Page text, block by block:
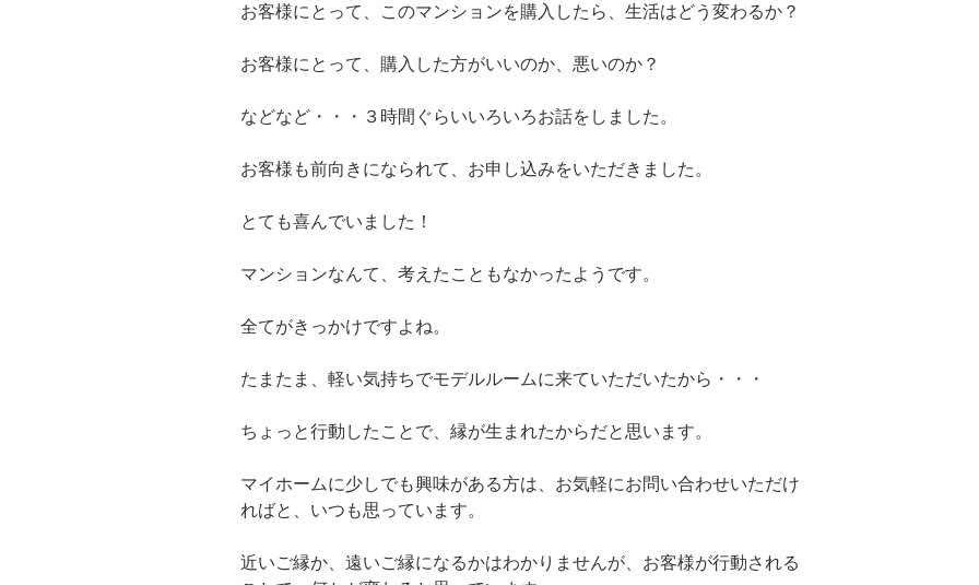
お客様にとって、このマンションを購入したら、生活はどう変わるか？
お客様にとって、購入した方がいいのか、悪いのか？
などなど・・・３時間ぐらいいろいろお話をしました。
お客様も前向きになられて、お申し込みをいただきました。
とても喜んでいました！
マンションなんて、考えたこともなかったようです。
全てがきっかけですよね。
たまたま、軽い気持ちでモデルルームに来ていただいたから・・・
ちょっと行動したことで、縁が生まれたからだと思います。
マイホームに少しでも興味がある方は、お気軽にお問い合わせいただけ
ればと、いつも思っています。
近いご縁か、遠いご縁になるかはわかりませんが、お客様が行動される